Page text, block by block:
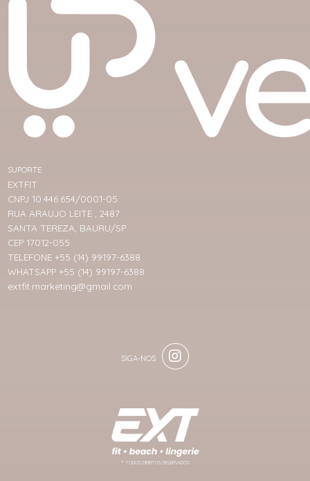
SUPORTE
EXTFIT
CNPJ 10.446.654/0001-05
RUA ARAUJO LEITE , 2487
SANTA TEREZA, BAURU/SP
CEP 17012-055
TELEFONE +55 (14) 99197-6388
WHATSAPP +55 (14) 99197-6388
extfit.marketing@gmail.com
® TODOS DIREITOS RESERVADOS